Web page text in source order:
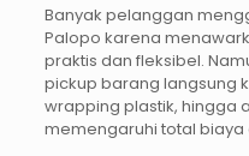
Banyak pelanggan
Palopo karena
praktis dan fleksibel.
pickup barang langsung
wrapping plastik, hingga
memengaruhi total biaya